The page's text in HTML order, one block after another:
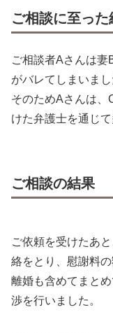
ご相談に至った
ご相談者Aさんは妻
がバレてしまいまし
そのためAさんは、
けた弁護士を通じ
ご相談の結果
ご依頼を受けたあ
絡をとり、慰謝料
離婚も含めてまと
渉を行いました。